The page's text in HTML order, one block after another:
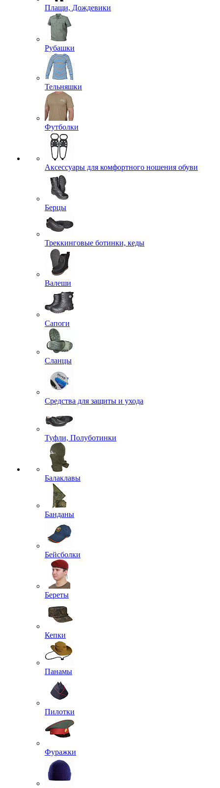
Плащи, Дождевики
Рубашки
Тельняшки
Футболки
Аксессуары для комфортного ношения обуви
Берцы
Треккинговые ботинки, кеды
Валеши
Сапоги
Сланцы
Средства для защиты и ухода
Туфли, Полуботинки
Балаклавы
Банданы
Бейсболки
Береты
Кепки
Панамы
Пилотки
Фуражки